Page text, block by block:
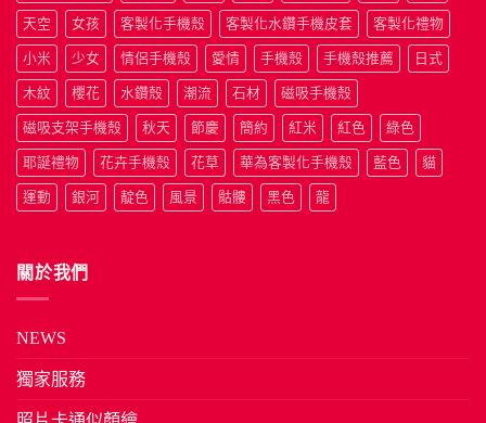
天空 女孩 客製化手機殼 客製化水鑽手機皮套 客製化禮物
小米 少女 情侶手機殼 愛情 手機殼 手機殼推薦 日式
木紋 櫻花 水鑽殼 潮流 石材 磁吸手機殼
磁吸支架手機殼 秋天 節慶 簡約 紅米 紅色 綠色
耶誕禮物 花卉手機殼 花草 華為客製化手機殼 藍色 貓
運動 銀河 靛色 風景 骷髏 黑色 龍
關於我們
NEWS
獨家服務